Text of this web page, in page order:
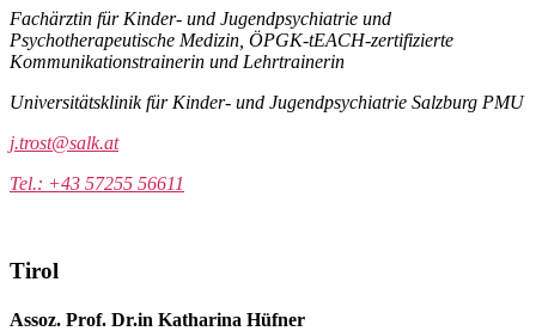
Fachärztin für Kinder- und Jugendpsychiatrie und
Psychotherapeutische Medizin, ÖPGK-tEACH-zertifizierte
Kommunikationstrainerin und Lehrtrainerin
Universitätsklinik für Kinder- und Jugendpsychiatrie Salzburg PMU
j.trost@salk.at
Tel.: +43 57255 56611
Tirol
Assoz. Prof. Dr.in Katharina Hüfner